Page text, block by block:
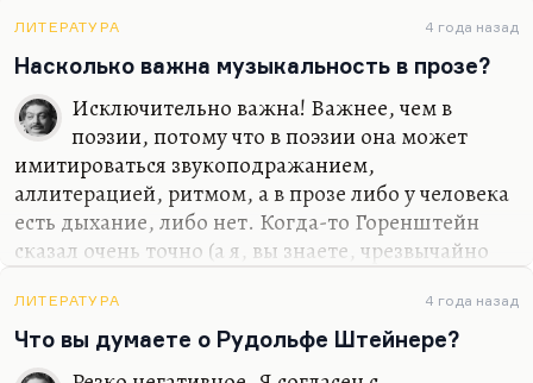
потрясающее описание скопческих радений,
вплоть до запахов — очень острое, страшное
такое. Нет, сильный писатель. Уж во всяком
случае не хуже, чем «Петербург» Андрея Белого.
Так что, наверное, с «Александра I».
ЛИТЕРАТУРА 4 года назад
Насколько важна музыкальность в прозе?
Исключительно важна! Важнее, чем в
поэзии, потому что в поэзии она может
имитироваться звукоподражанием,
аллитерацией, ритмом, а в прозе либо у человека
есть дыхание, либо нет. Когда-то Горенштейн
сказал очень точно (а я, вы знаете, чрезвычайно
нуждается в ритме, чем любой другой род
искусства. Проза и кинематограф. Дыхание
должно быть». Я согласен. У Горенштейна есть
ЛИТЕРАТУРА 4 года назад
Что вы думаете о Рудольфе Штейнере?